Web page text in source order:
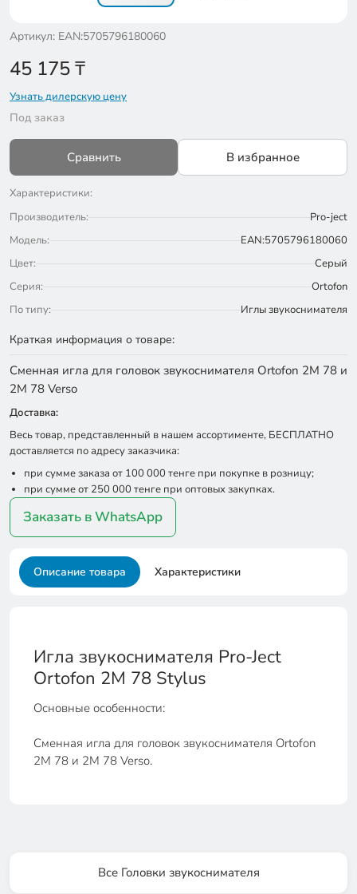
Артикул: EAN:5705796180060
45 175₸
Узнать дилерскую цену
Под заказ
Сравнить В избранное
Характеристики:
Производитель:
Pro-ject
Модель:
EAN:5705796180060
Цвет:
Серый
Серия:
Ortofon
По типу:
Иглы звукоснимателя
Краткая информация о товаре:
Сменная игла для головок звукоснимателя Ortofon 2M 78 и
2M 78 Verso
Доставка:
Весь товар, представленный в нашем ассортименте, БЕСПЛАТНО
доставляется по адресу заказчика:
при сумме заказа от 100 000 тенге при покупке в розницу;
при сумме от 250 000 тенге при оптовых закупках.
Заказать в WhatsApp
Описание товара Характеристики
Игла звукоснимателя Pro-Ject
Ortofon 2M 78 Stylus
Основные особенности:
Сменная игла для головок звукоснимателя Ortofon
2M 78 и 2M 78 Verso.
Все Головки звукоснимателя